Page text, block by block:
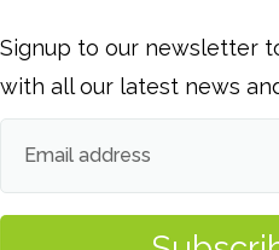
roussies
Signup to our newsletter
with all our latest news
Email address